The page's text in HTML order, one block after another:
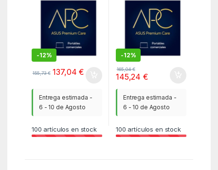
-12%
155,73€ 137,04€
Entrega estimada -
6 - 10 de Agosto
100 artículos en stock
-12%
165,04€
145,24€
Entrega estimada -
6 - 10 de Agosto
100 artículos en stock